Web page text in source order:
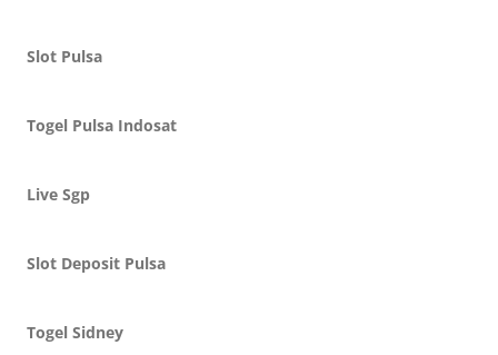
Slot Pulsa
Togel Pulsa Indosat
Live Sgp
Slot Deposit Pulsa
Togel Sidney